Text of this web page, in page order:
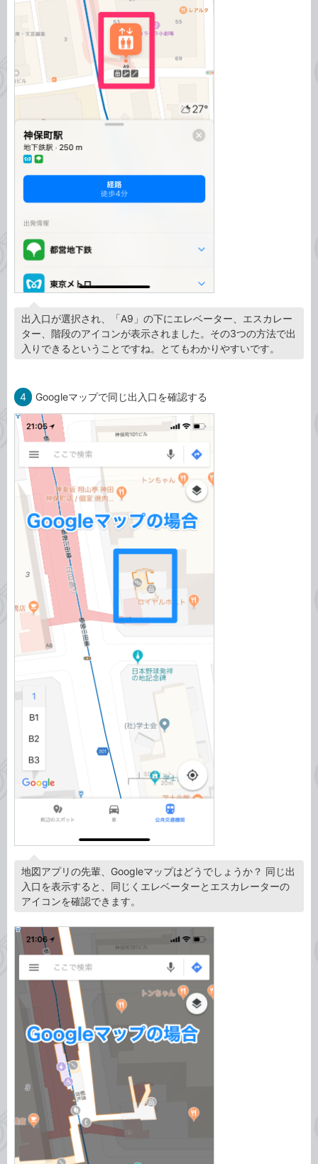
出入口が選択され、「A9」の下にエレベーター、エスカレー
ター、階段のアイコンが表示されました。その3つの方法で出
入りできるということですね。とてもわかりやすいです。
4 Googleマップで同じ出入口を確認する
地図アプリの先輩、Googleマップはどうでしょうか？ 同じ出
入口を表示すると、同じくエレベーターとエスカレーターの
アイコンを確認できます。